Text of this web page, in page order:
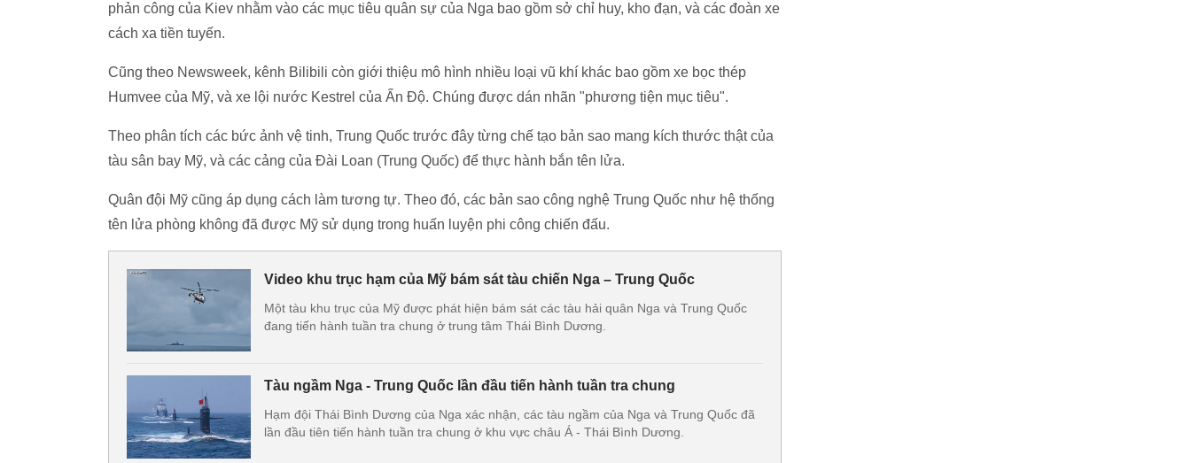
phản công của Kiev nhằm vào các mục tiêu quân sự của Nga bao gồm sở chỉ huy, kho đạn, và các đoàn xe
cách xa tiền tuyến.
Cũng theo Newsweek, kênh Bilibili còn giới thiệu mô hình nhiều loại vũ khí khác bao gồm xe bọc thép
Humvee của Mỹ, và xe lội nước Kestrel của Ấn Độ. Chúng được dán nhãn "phương tiện mục tiêu".
Theo phân tích các bức ảnh vệ tinh, Trung Quốc trước đây từng chế tạo bản sao mang kích thước thật của
tàu sân bay Mỹ, và các cảng của Đài Loan (Trung Quốc) để thực hành bắn tên lửa.
Quân đội Mỹ cũng áp dụng cách làm tương tự. Theo đó, các bản sao công nghệ Trung Quốc như hệ thống
tên lửa phòng không đã được Mỹ sử dụng trong huấn luyện phi công chiến đấu.
Video khu trục hạm của Mỹ bám sát tàu chiến Nga – Trung Quốc
Một tàu khu trục của Mỹ được phát hiện bám sát các tàu hải quân Nga và Trung Quốc
đang tiến hành tuần tra chung ở trung tâm Thái Bình Dương.
Tàu ngầm Nga - Trung Quốc lần đầu tiến hành tuần tra chung
Hạm đội Thái Bình Dương của Nga xác nhận, các tàu ngầm của Nga và Trung Quốc đã
lần đầu tiên tiến hành tuần tra chung ở khu vực châu Á - Thái Bình Dương.